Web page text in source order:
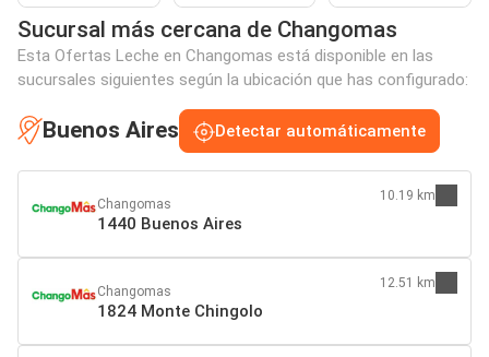
Sucursal más cercana de Changomas
Esta Ofertas Leche en Changomas está disponible en las
sucursales siguientes según la ubicación que has configurado:
Buenos Aires Detectar automáticamente
Changomas
1440 Buenos Aires
10.19 km
Changomas
1824 Monte Chingolo
12.51 km